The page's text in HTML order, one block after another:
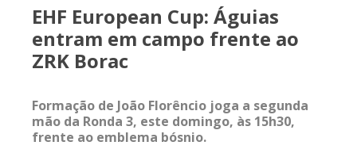
EHF European Cup: Águias
entram em campo frente ao
ZRK Borac
Formação de João Florêncio joga a segunda
mão da Ronda 3, este domingo, às 15h30,
frente ao emblema bósnio.